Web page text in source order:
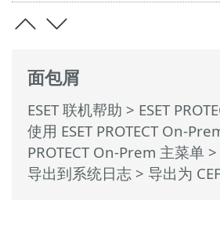
面包屑
ESET 联机帮助 > ESET
使用 ESET PROTECT On-
PROTECT On-Prem 主菜单 >
导出到系统日志 > 导出为